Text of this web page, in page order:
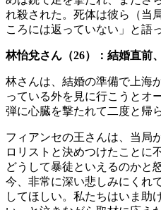
れ殺された。死体は彼ら（当
ころには返っていない」と語っ
林怡兌さん（26）：結婚直前
林さんは、結婚の準備で上海
っている外を見に行こうとオ
弾に心臓を撃たれて二度と帰
フィアンセの王さんは、当局
ロリストと決めつけたことに
どうして暴徒といえるのかと
今、非常に深い悲しみにくれ
してほしい。私たちはいま助